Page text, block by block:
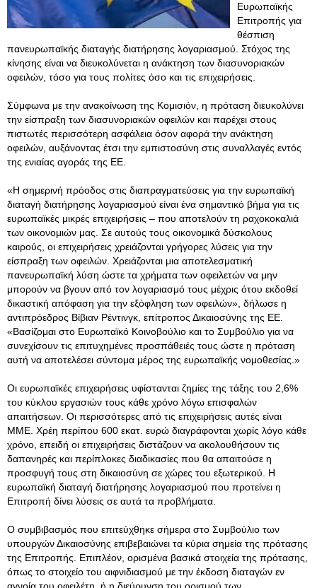
Ευρωπαϊκής
Επιτροπής για
θέσπιση
πανευρωπαϊκής διαταγής διατήρησης λογαριασμού. Στόχος της
κίνησης είναι να διευκολύνεται η ανάκτηση των διασυνοριακών
οφειλών, τόσο για τους πολίτες όσο και τις επιχειρήσεις.
Σύμφωνα με την ανακοίνωση της Κομισιόν, η πρόταση διευκολύνει
την είσπραξη των διασυνοριακών οφειλών και παρέχει στους
πιστωτές περισσότερη ασφάλεια όσον αφορά την ανάκτηση
οφειλών, αυξάνοντας έτσι την εμπιστοσύνη στις συναλλαγές εντός
της ενιαίας αγοράς της ΕΕ.
«Η σημερινή πρόοδος στις διαπραγματεύσεις για την ευρωπαϊκή
διαταγή διατήρησης λογαριασμού είναι ένα σημαντικό βήμα για τις
ευρωπαϊκές μικρές επιχειρήσεις – που αποτελούν τη ραχοκοκαλιά
των οικονομιών μας. Σε αυτούς τους οικονομικά δύσκολους
καιρούς, οι επιχειρήσεις χρειάζονται γρήγορες λύσεις για την
είσπραξη των οφειλών . Χρειάζονται μια αποτελεσματική
πανευρωπαϊκή λύση ώστε τα χρήματα των οφειλετών να μην
μπορούν να βγουν από τον λογαριασμό τους μέχρις ότου εκδοθεί
δικαστική απόφαση για την εξόφληση των οφειλών», δήλωσε η
αντιπρόεδρος Βίβιαν Ρέντινγκ, επίτροπος Δικαιοσύνης της ΕΕ.
«Βασίζομαι στο Ευρωπαϊκό Κοινοβούλιο και το Συμβούλιο για να
συνεχίσουν τις επιτυχημένες προσπάθειές τους ώστε η πρόταση
αυτή να αποτελέσει σύντομα μέρος της ευρωπαϊκής νομοθεσίας.»
Οι ευρωπαϊκές επιχειρήσεις υφίστανται ζημίες της τάξης του 2,6%
του κύκλου εργασιών τους κάθε χρόνο λόγω επισφαλών
απαιτήσεων. Οι περισσότερες από τις επιχειρήσεις αυτές είναι
ΜΜΕ. Χρέη περίπου 600 εκατ. ευρώ διαγράφονται χωρίς λόγο κάθε
χρόνο, επειδή οι επιχειρήσεις διστάζουν να ακολουθήσουν τις
δαπανηρές και περίπλοκες διαδικασίες που θα απαιτούσε η
προσφυγή τους στη δικαιοσύνη σε χώρες του εξωτερικού. Η
ευρωπαϊκή διαταγή διατήρησης λογαριασμού που προτείνει η
Επιτροπή δίνει λύσεις σε αυτά τα προβλήματα.
Ο συμβιβασμός που επιτεύχθηκε σήμερα στο Συμβούλιο των
υπουργών Δικαιοσύνης επιβεβαιώνει τα κύρια σημεία της πρότασης
της Επιτροπής. Επιπλέον, ορισμένα βασικά στοιχεία της πρότασης,
όπως το στοιχείο του αιφνιδιασμού με την έκδοση διαταγών εν